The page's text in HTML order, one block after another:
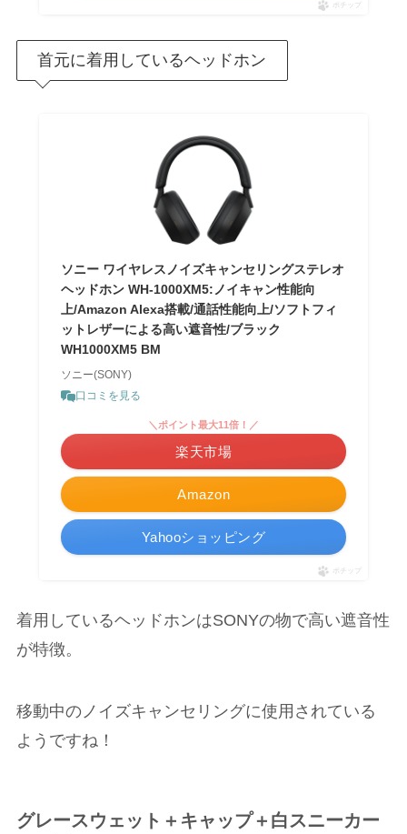
ポチップ
首元に着用しているヘッドホン
ソニー ワイヤレスノイズキャンセリングステレオ
ヘッドホン WH-1000XM5:ノイキャン性能向
上/Amazon Alexa搭載/通話性能向上/ソフトフィ
ットレザーによる高い遮音性/ブラック
WH1000XM5 BM
ソニー(SONY)
口コミを見る
Amazon
＼ポイント最大11倍！／
楽天市場
Yahooショッピング
ポチップ
着用しているヘッドホンはSONYの物で高い遮音性
が特徴。
移動中のノイズキャンセリングに使用されている
ようですね！
グレースウェット＋キャップ＋白スニーカー